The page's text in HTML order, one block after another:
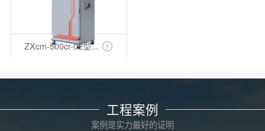
ZXcm-500cr-02型...
工程案例
案例是实力最好的证明